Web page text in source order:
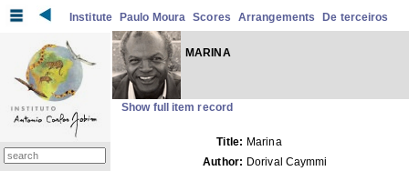
Institute Paulo Moura Scores Arrangements De terceiros
MARINA
Show full item record
Title: Marina
Author: Dorival Caymmi